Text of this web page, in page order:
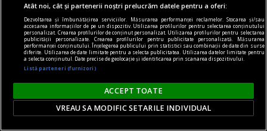
la răscruce de gînduri
Succesiunea
care pot să împingă în parlamentele europene
diferiți demagogi cu promisiuni maximale și
Atât noi, cât și partenerii noștri prelucrăm datele pentru a oferi:
Dezvoltarea și îmbunătățirea serviciilor. Măsurarea performanței reclamelor. Stocarea și/sau
accesarea informațiilor de pe un dispozitiv. Utilizarea profilurilor pentru selectarea conținutului
personalizat. Crearea profilurilor de conținut personalizat. Utilizarea profilurilor pentru selectarea
publicității personalizate. Crearea profilurilor pentru publicitate personalizată. Măsurarea
performanței conținutului. Înțelegerea publicului prin statistici sau combinații de date din surse
diferite. Utilizarea de date limitate pentru a selecta publicitatea. Utilizarea datelor limitate pentru
a selecta conținutul. Date precise de geolocație și identificarea prin scanarea dispozitivului.
Listă parteneri (furnizori)
ACCEPT TOATE
VREAU SA MODIFIC SETARILE INDIVIDUAL